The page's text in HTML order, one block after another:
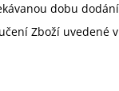
dobu
Zboží